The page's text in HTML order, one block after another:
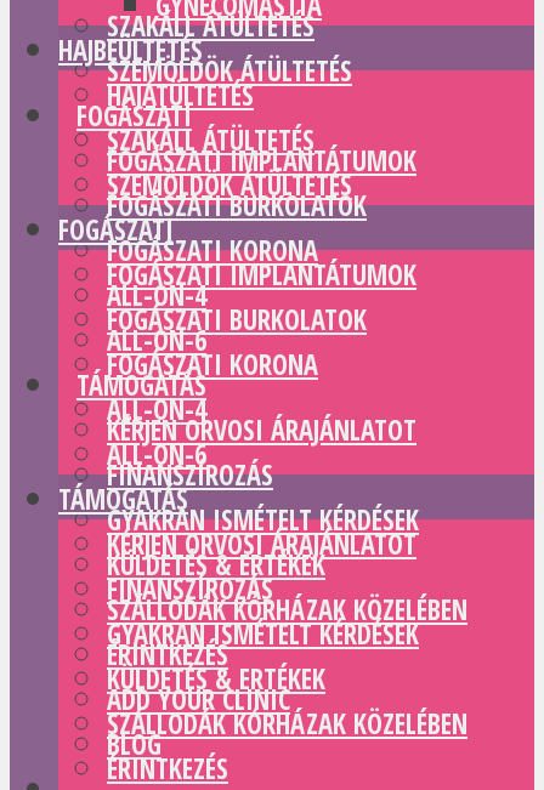
SZAKÁLL ÁTÜLTETÉS
SZEMÖLDÖK ÁTÜLTETÉS
FOGÁSZATI
FOGÁSZATI IMPLANTÁTUMOK
FOGÁSZATI BURKOLATOK
FOGÁSZATI KORONA
ALL-ON-4
ALL-ON-6
TÁMOGATÁS
KÉRJEN ORVOSI ÁRAJÁNLATOT
FINANSZÍROZÁS
GYAKRAN ISMÉTELT KÉRDÉSEK
KÜLDETÉS & ERTÉKEK
SZÁLLODÁK KÓRHÁZAK KÖZELÉBEN
ÉRINTKEZÉS
ADD YOUR CLINIC
BLOG
HAJBEÜLTETÉS
HAJÁTÜLTETÉS
SZAKÁLL ÁTÜLTETÉS
SZEMÖLDÖK ÁTÜLTETÉS
FOGÁSZATI
FOGÁSZATI IMPLANTÁTUMOK
FOGÁSZATI BURKOLATOK
FOGÁSZATI KORONA
ALL-ON-4
ALL-ON-6
TÁMOGATÁS
KÉRJEN ORVOSI ÁRAJÁNLATOT
FINANSZÍROZÁS
GYAKRAN ISMÉTELT KÉRDÉSEK
KÜLDETÉS & ERTÉKEK
SZÁLLODÁK KÓRHÁZAK KÖZELÉBEN
ÉRINTKEZÉS